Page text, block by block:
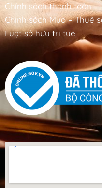
Chính sách thanh toán
Chính sách Mua – Thuê
Luật sở hữu trí tuệ